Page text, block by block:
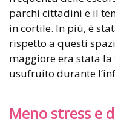
parchi cittadini e il
in cortile. In più, è
rispetto a questi
maggiore era stata la
usufruito durante
Meno stress e